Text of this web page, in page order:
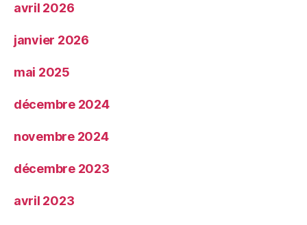
avril 2026
janvier 2026
mai 2025
décembre 2024
novembre 2024
décembre 2023
avril 2023